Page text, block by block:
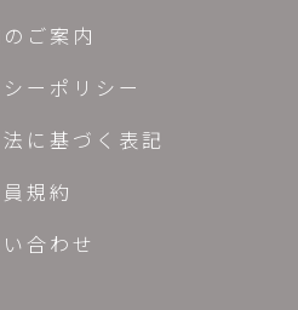
ご案内
ーポリシー
に基づく表記
規約
合わせ